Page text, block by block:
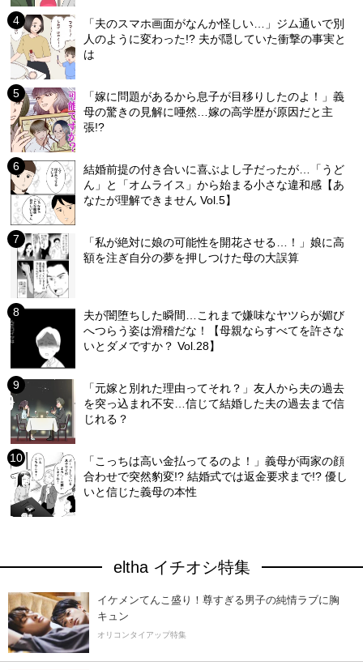
「夫のスマホ画面がなんか怪しい…」ジム通いで別
人のように変わった!? 夫が隠していた衝撃の事実と
は
「嫁に問題があるから息子が目移りしたのよ！」義
母の驚きの見解に唖然…嫁の高学歴が原因だと主
張!?
結婚前提の付き合いに喜ぶよし子だったが…「うど
ん」と「オムライス」から始まる小さな違和感【あ
なたが理解できません Vol.5】
「私が絶対に娘の可能性を開花させる…！」娘に高
額を注ぎ自分の夢を押しつけた母の大誤算
夫が闇堕ちした瞬間…これまで嫌味なヤツらが媚び
へつらう姿は滑稽だな！【母親ならすべてを許さな
いとダメですか？ Vol.28】
「元嫁と別れた理由ってそれ？」友人から夫の過去
を突っ込まれ不安…信じて結婚した夫の過去まで信
じれる？
「こっちは高い金払ってるのよ！」義母が両家の顔
合わせで突然豹変!? 結婚式では返金要求まで!? 優し
いと信じた義母の本性
eltha イチオシ特集
イケメンてんこ盛り！尊すぎる男子の純情ラブに胸
キュン
オリコンタイアップ特集